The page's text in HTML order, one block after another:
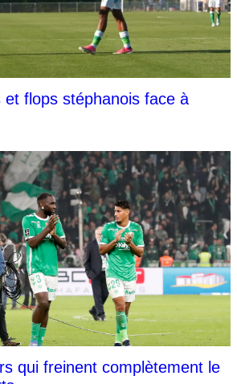
flops stéphanois face à
qui freinent complètement le